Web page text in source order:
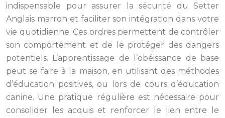
indispensable pour assurer la sécurité du Setter
Anglais marron et faciliter son intégration dans votre
vie quotidienne. Ces ordres permettent de contrôler
son comportement et de le protéger des dangers
potentiels. L’apprentissage de l’obéissance de base
peut se faire à la maison, en utilisant des méthodes
d’éducation positives, ou lors de cours d’éducation
canine. Une pratique régulière est nécessaire pour
consolider les acquis et renforcer le lien entre le